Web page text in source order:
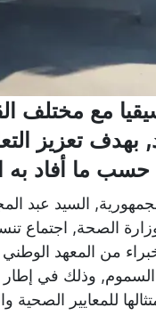
مع مختلف
بهدف تعزيز
حسب ما أفاد به
السيد عبد
الصحة, اجتماع
من المعهد الوطني
السموم, وذلك في
للمعايير الصحية